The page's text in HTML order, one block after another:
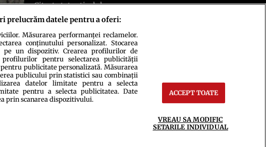
Citește tot articolul
ContactSetări Cookies
prelucrăm datele pentru a oferi:
Măsurarea performanței reclamelor.
conținutului personalizat. Stocarea
pe un dispozitiv. Crearea profilurilor de
pentru selectarea publicității
publicitate personalizată. Măsurarea
publicului prin statistici sau combinații
datelor limitate pentru a selecta
pentru a selecta publicitatea. Date
prin scanarea dispozitivului.
ACCEPT TOATE
VREAU SA MODIFIC
SETARILE INDIVIDUAL